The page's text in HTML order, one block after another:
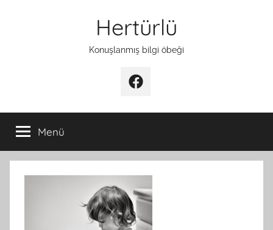
Hertürlü
Konuşlanmış bilgi öbeği
Facebook
Menü